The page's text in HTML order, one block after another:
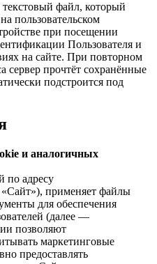
файл, который
пользовательском
при посещении
Пользователя и
на сайте. При повторном
сервер прочтёт сохранённые
подстроится под
и аналогичных
по адресу
применяет файлы
для обеспечения
(далее —
позволяют
маркетинговые
предоставлять